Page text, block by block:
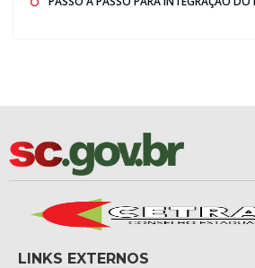
LINKS EXTERNOS